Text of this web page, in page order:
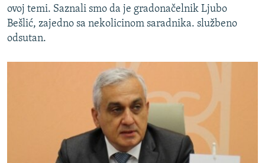
ovoj temi. Saznali smo da je gradonačelnik Ljubo
Bešlić, zajedno sa nekolicinom saradnika. službeno
odsutan.